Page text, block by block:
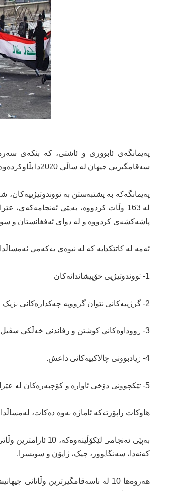
پەیمانگەی ئابووری و ئاشتی، کە بنکەی
سەقامگیریی جیهان لە ساڵی 2020دا بڵاوکردەوە، بەپێی ئەنجامی راپۆرتەکە عێراق سێیەم ناسەقامگیرترین وڵاتە لە جیهاندا.
پەیمانگەکە بە پشتبەستن بە
لە 163 وڵات کردووە، بەپێی
پاشەکشەی کردووە و لە دوای ئەفغانستان و
ئەمە لە کاتێکدایە کە لە نیوەی یەکەمی
1- تووندوتیژیی خۆپیشاندانەکان
2- گرژییەکانی نێوان گرووپە چەکدارەکانی نزیک لە ئێران لەگەڵ ئەمریکا.
3- رووداوەکانی کوشتن و رفاندنی خەڵکی سڤیل.
4- زیادبوونی چالاکییەکانی داعش.
5- تێکچوونی دۆخی ئاوارە و کۆچبەرەکان لە عێراقدا.
هاوکات راپۆرتەکە ئاماژە بەوە دەکات، لەمساڵدا باری سەقامگیری لە 80 وڵات
بەپێی ئەنجامی
کەنەدا، سەنگاپوور، چیک، ژاپۆن و سویسرا.
هەروەها 10 لە ناسەقامگیرترین